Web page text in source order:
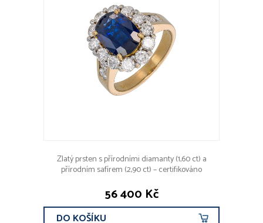
Zlatý prsten s přírodními diamanty (1,60 ct) a
přírodním safírem (2,90 ct) – certifikováno
56 400 Kč
DO KOŠÍKU